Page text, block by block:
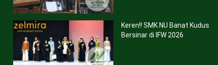
Keren!! SMK NU Banat Kudus
Bersinar di IFW 2026